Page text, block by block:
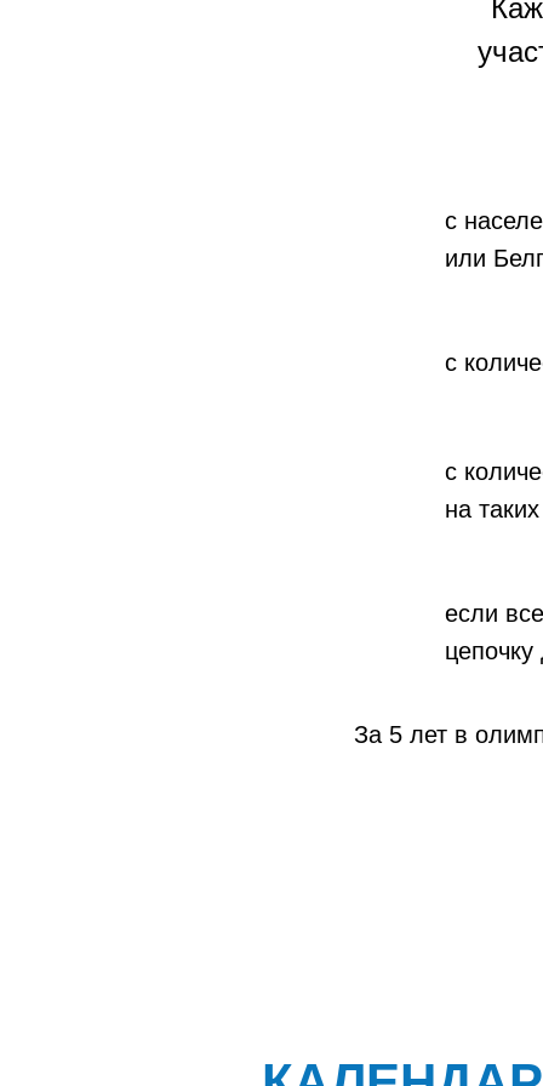
с
или
с
с
на
если
За 5 лет в